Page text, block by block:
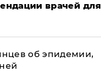
врачей для
об эпидемии,